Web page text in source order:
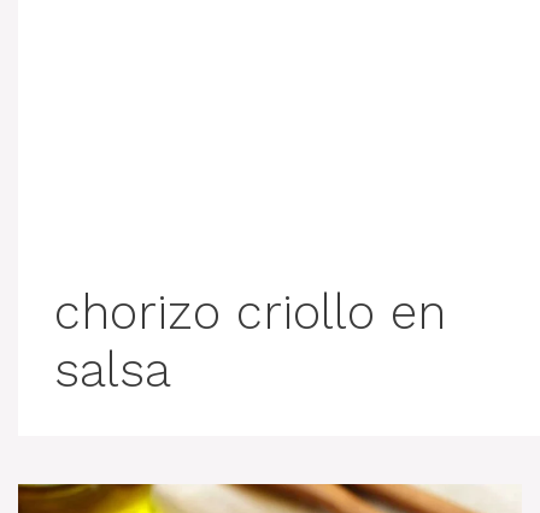
chorizo criollo en
salsa